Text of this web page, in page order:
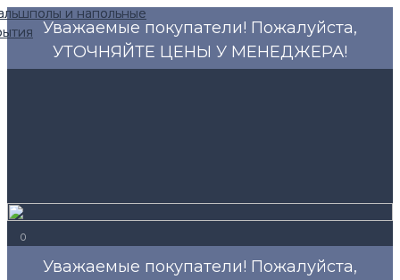
Уважаемые покупатели! Пожалуйста,
УТОЧНЯЙТЕ ЦЕНЫ У МЕНЕДЖЕРА!
0
Уважаемые покупатели! Пожалуйста,